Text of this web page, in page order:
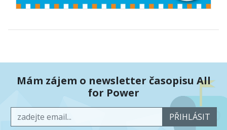
Mám zájem o newsletter časopisu All
for Power
PŘIHLÁSIT